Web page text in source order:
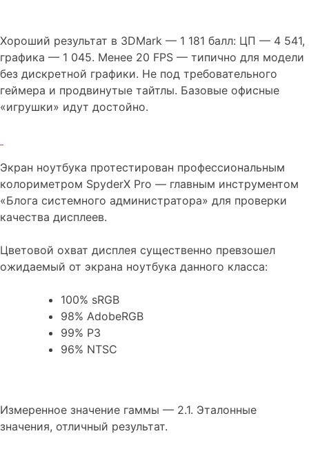
Хороший результат в 3DMark — 1 181 балл: ЦП — 4 541,
графика — 1 045. Менее 20 FPS — типично для модели
без дискретной графики. Не под требовательного
геймера и продвинутые тайтлы. Базовые офисные
«игрушки» идут достойно.
Экран ноутбука протестирован профессиональным
колориметром SpyderX Pro — главным инструментом
«Блога системного администратора» для проверки
качества дисплеев.
Цветовой охват дисплея существенно превзошел
ожидаемый от экрана ноутбука данного класса:
100% sRGB
98% AdobeRGB
99% P3
96% NTSC
Измеренное значение гаммы — 2.1. Эталонные
значения, отличный результат.